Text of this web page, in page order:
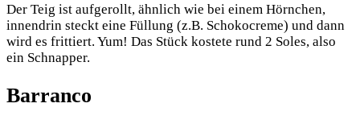
Der Teig ist aufgerollt, ähnlich wie bei einem Hörnchen,
innendrin steckt eine Füllung (z.B. Schokocreme) und dann
wird es frittiert. Yum! Das Stück kostete rund 2 Soles, also
ein Schnapper.
Barranco